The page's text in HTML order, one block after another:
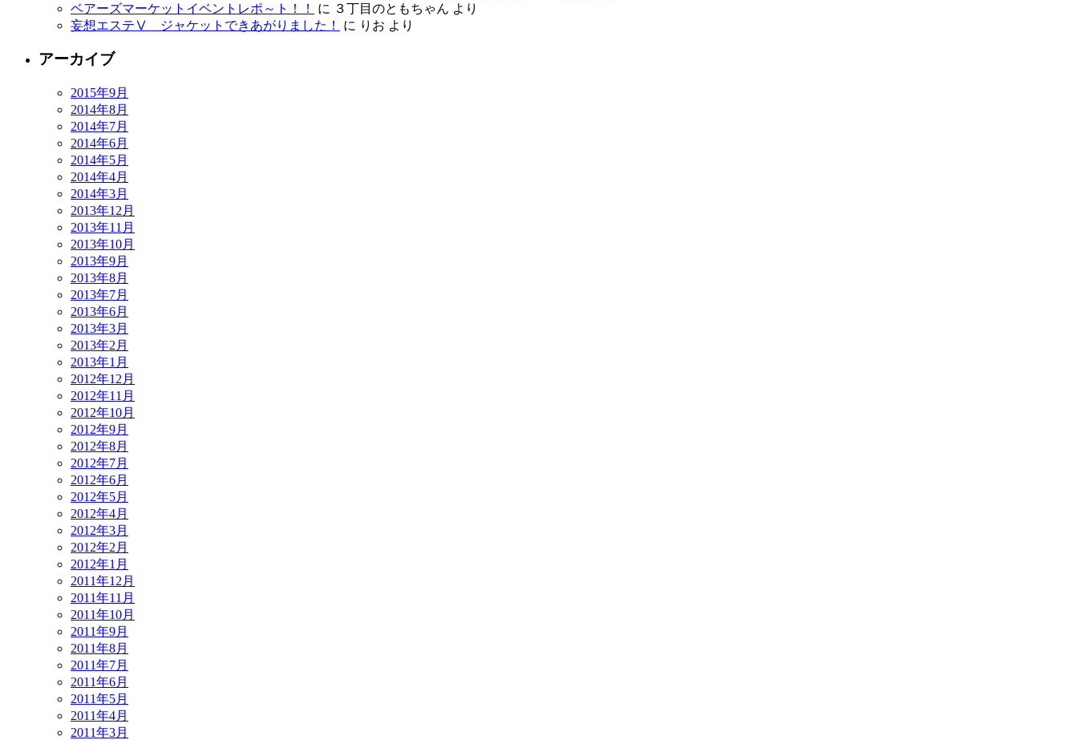
ベアーズマーケットイベントレポ～ト！！
に ３丁目のともちゃん より
妄想エステⅤ ジャケットできあがりました！
に りお より
アーカイブ
2015年9月
2014年8月
2014年7月
2014年6月
2014年5月
2014年4月
2014年3月
2013年12月
2013年11月
2013年10月
2013年9月
2013年8月
2013年7月
2013年6月
2013年3月
2013年2月
2013年1月
2012年12月
2012年11月
2012年10月
2012年9月
2012年8月
2012年7月
2012年6月
2012年5月
2012年4月
2012年3月
2012年2月
2012年1月
2011年12月
2011年11月
2011年10月
2011年9月
2011年8月
2011年7月
2011年6月
2011年5月
2011年4月
2011年3月